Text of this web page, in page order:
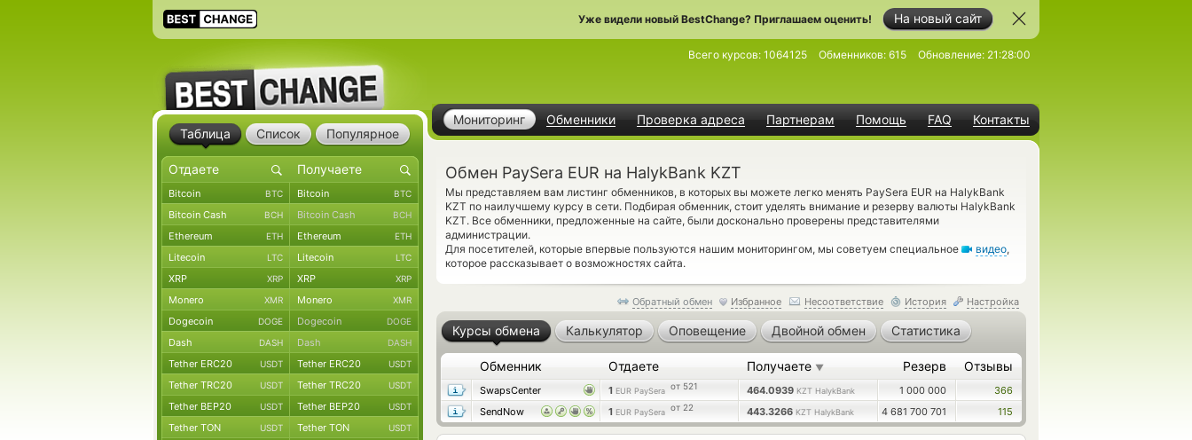
На новый сайт
Уже видели новый BestChange? Приглашаем оценить!
Мониторинг Обменники Проверка адреса Партнерам Помощь FAQ Контакты
Всего курсов: 1064125 Обменников: 615 Обновление: 21:28:00
Обмен PaySera EUR на HalykBank KZT
Мы представляем вам листинг обменников, в которых вы можете легко менять PaySera EUR на HalykBank
KZT по наилучшему курсу в сети. Подбирая обменник, стоит уделять внимание и резерву валюты HalykBank
KZT. Все обменники, предложенные на сайте, были досконально проверены представителями
администрации.
Для посетителей, которые впервые пользуются нашим мониторингом, мы советуем специальное
видео,
которое рассказывает о возможностях сайта.
Обратный обмен Избранное Несоответствие История Настройка
Курсы обмена Калькулятор Оповещение Двойной обмен Статистика
Обменник Отдаете Получаете ▼ Резерв Отзывы
SwapsCenter 1 EUR PaySera от 521 464.0939 KZT HalykBank 1 000 000
366
SendNow
1 EUR PaySera от 22 443.3266 KZT HalykBank 4 681 700 701 115
Таблица Список Популярное
Bitcoin BTC Bitcoin BTC
Bitcoin Cash BCH Bitcoin Cash BCH
Ethereum ETH Ethereum ETH
Litecoin LTC Litecoin LTC
XRP XRP XRP XRP
Monero XMR Monero XMR
Dogecoin DOGE Dogecoin DOGE
Dash DASH Dash DASH
Tether ERC20 USDT Tether ERC20 USDT
Tether TRC20 USDT Tether TRC20 USDT
Tether BEP20 USDT Tether BEP20 USDT
Tether TON USDT Tether TON USDT